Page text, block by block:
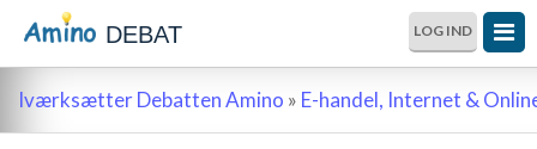
DEBAT LOG IND
Iværksætter Debatten Amino » E-handel, Internet &